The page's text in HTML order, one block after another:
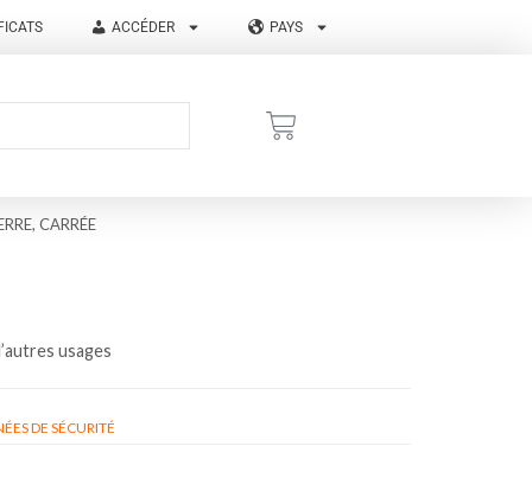
ACCÉDER PAYS
CARRÉE
usages
DE SÉCURITÉ